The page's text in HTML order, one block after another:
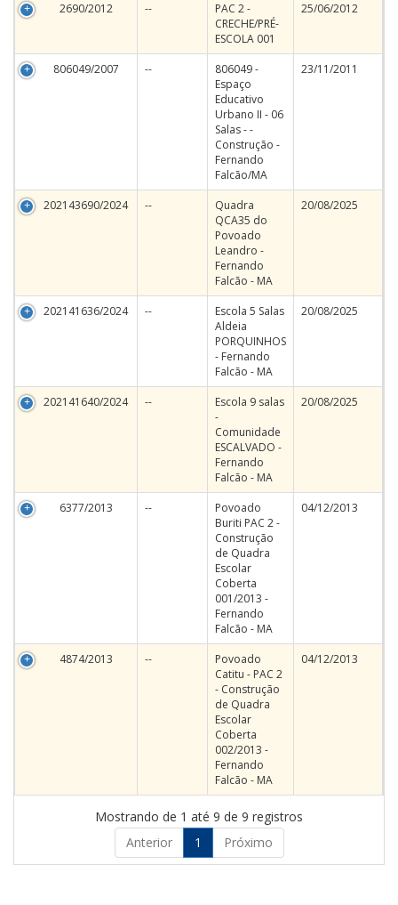
2690/2012 --
PAC 2 -
CRECHE/PRÉ-
ESCOLA 001
25/06/2012
806049/2007 --
806049 -
Espaço
Educativo
Urbano II - 06
Salas - -
Construção -
Fernando
Falcão/MA
23/11/2011
202143690/2024 --
Quadra
QCA35 do
Povoado
Leandro -
Fernando
Falcão - MA
20/08/2025
202141636/2024 --
Escola 5 Salas
Aldeia
PORQUINHOS
- Fernando
Falcão - MA
20/08/2025
202141640/2024 --
Escola 9 salas
-
Comunidade
ESCALVADO -
Fernando
Falcão - MA
20/08/2025
6377/2013 --
Povoado
Buriti PAC 2 -
Construção
de Quadra
Escolar
Coberta
001/2013 -
Fernando
Falcão - MA
04/12/2013
4874/2013 --
Povoado
Catitu - PAC 2
- Construção
de Quadra
Escolar
Coberta
002/2013 -
Fernando
Falcão - MA
04/12/2013
Mostrando de 1 até 9 de 9 registros
Anterior
1 Próximo